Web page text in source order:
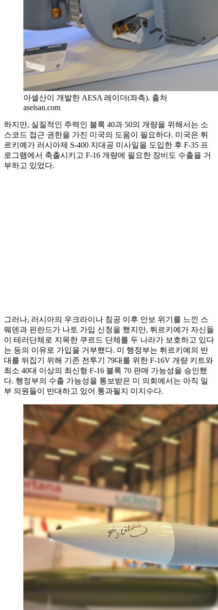
아셀산이 개발한 AESA 레이더(좌측). 출처
aselsan.com
하지만, 실질적인 주력인 블록 40과 50의 개량을 위해서는 소
스코드 접근 권한을 가진 미국의 도움이 필요하다. 미국은 튀
르키예가 러시아제 S-400 지대공 미사일을 도입한 후 F-35 프
로그램에서 축출시키고 F-16 개량에 필요한 장비도 수출을 거
부하고 있었다.
그러나, 러시아의 우크라이나 침공 이후 안보 위기를 느낀 스
웨덴과 핀란드가 나토 가입 신청을 했지만, 튀르키예가 자신들
이 테러단체로 지목한 쿠르드 단체를 두 나라가 보호하고 있다
는 등의 이유로 가입을 거부했다. 미 행정부는 튀르키예의 반
대를 뒤집기 위해 기존 전투기 79대를 위한 F-16V 개량 키트와
최소 40대 이상의 최신형 F-16 블록 70 판매 가능성을 승인했
다. 행정부의 수출 가능성을 통보받은 미 의회에서는 아직 일
부 의원들이 반대하고 있어 통과될지 미지수다.